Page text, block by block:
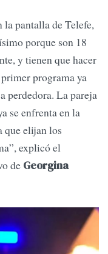
la pantalla de Telefe,
porque son 18
y tienen que hacer
programa ya
perdedora. La pareja
se enfrenta en la
que elijan los
explicó el
de Georgina